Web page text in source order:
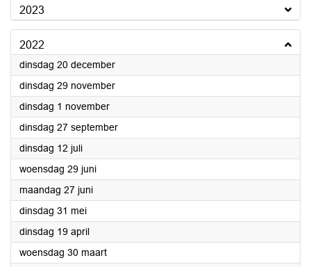
2023
2022
dinsdag 20 december2022
dinsdag 29 november2022
dinsdag 1 november2022
dinsdag 27 september2022
dinsdag 12 juli2022
woensdag 29 juni2022
maandag 27 juni2022
dinsdag 31 mei2022
dinsdag 19 april2022
woensdag 30 maart2022